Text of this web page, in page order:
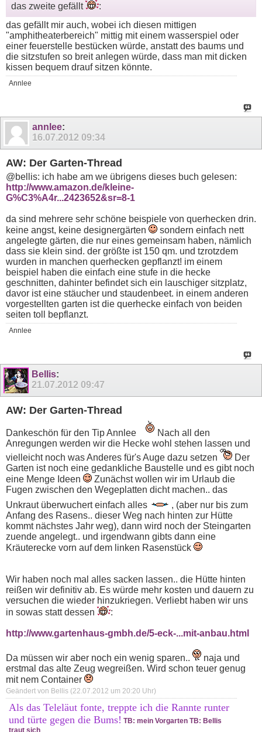
das zweite gefällt
:
das gefällt mir auch, wobei ich diesen mittigen
"amphitheaterbereich" mittig mit einem wasserspiel oder
einer feuerstelle bestücken würde, anstatt des baums und
die sitzstufen so breit anlegen würde, dass man mit dicken
kissen bequem drauf sitzen könnte.
Annlee
annlee:
16.07.2012 09:34
AW: Der Garten-Thread
@bellis: ich habe am we übrigens dieses buch gelesen:
http://www.amazon.de/kleine-
G%C3%A4r...2423652&sr=8-1
da sind mehrere sehr schöne beispiele von querhecken drin.
keine angst, keine designergärten
sondern einfach nett
angelegte gärten, die nur eines gemeinsam haben, nämlich
dass sie klein sind. der größte ist 150 qm. und tzrotzdem
wurden in manchen querhecken gepflanzt! im einem
beispiel haben die einfach eine stufe in die hecke
geschnitten, dahinter befindet sich ein lauschiger sitzplatz,
davor ist eine stäucher und staudenbeet. in einem anderen
vorgestellten garten ist die querhecke einfach von beiden
seiten toll bepflanzt.
Annlee
Bellis:
21.07.2012 09:47
AW: Der Garten-Thread
Dankeschön für den Tip Annlee
Nach all den
Anregungen werden wir die Hecke wohl stehen lassen und
vielleicht noch was Anderes für's Auge dazu setzen
Der
Garten ist noch eine gedankliche Baustelle und es gibt noch
eine Menge Ideen
Zunächst wollen wir im Urlaub die
Fugen zwischen den Wegeplatten dicht machen.. das
Unkraut überwuchert einfach alles
, (aber nur bis zum
Anfang des Rasens.. dieser Weg nach hinten zur Hütte
kommt nächstes Jahr weg), dann wird noch der Steingarten
zuende angelegt.. und irgendwann gibts dann eine
Kräuterecke vorn auf dem linken Rasenstück
Wir haben noch mal alles sacken lassen.. die Hütte hinten
reißen wir definitiv ab. Es würde mehr kosten und dauern zu
versuchen die wieder hinzukriegen. Verliebt haben wir uns
in sowas statt dessen
:
http://www.gartenhaus-gmbh.de/5-eck-...mit-anbau.html
Da müssen wir aber noch ein wenig sparen..
naja und
erstmal das alte Zeug wegreißen. Wird schon teuer genug
mit nem Container
Geändert von Bellis (22.07.2012 um 20:20 Uhr)
Als das Teleläut fonte, treppte ich die Rannte runter
und türte gegen die Bums! TB: mein Vorgarten TB: Bellis
traut sich